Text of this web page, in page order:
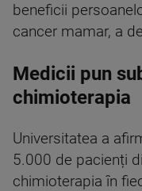
beneficii
cancer mamar, a
Medicii pun
chimioterapia
Universitatea a
5.000 de pacienți
chimioterapia în